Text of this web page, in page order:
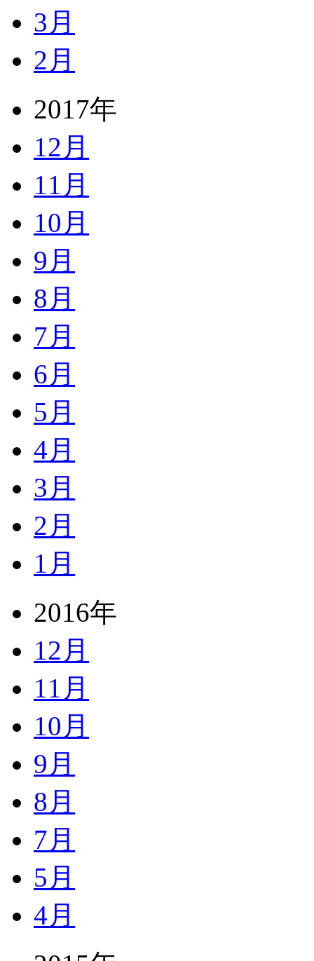
3月
2月
2017年
12月
11月
10月
9月
8月
7月
6月
5月
4月
3月
2月
1月
2016年
12月
11月
10月
9月
8月
7月
5月
4月